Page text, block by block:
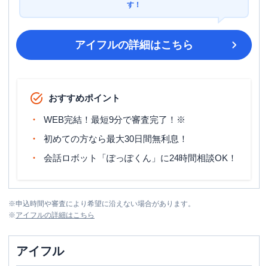
す！
アイフルの詳細はこちら
おすすめポイント
WEB完結！最短9分で審査完了！※
初めての方なら最大30日間無利息！
会話ロボット「ぽっぽくん」に24時間相談OK！
※申込時間や審査により希望に沿えない場合があります。
※アイフルの詳細はこちら
アイフル